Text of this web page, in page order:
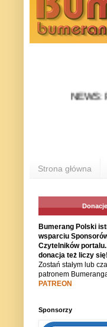
NEWS:
Strona główna
Donacje
Bumerang Polski
wsparciu
Czytelników portalu.
donacja też liczy się!
Zostań stałym lub
patronem
PATREON
Sponsorzy